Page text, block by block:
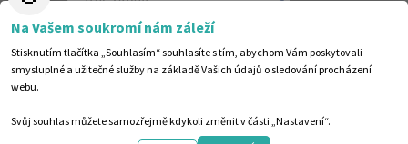
©1998-2026 Centrum vzdělávání AMOS. Vytvořilo ANAWE.
Na Vašem soukromí nám záleží
Stisknutím tlačítka „Souhlasím“ souhlasíte s tím, abychom Vám poskytovali
smysluplné a užitečné služby na základě Vašich údajů o sledování procházení
webu.
Svůj souhlas můžete samozřejmě kdykoli změnit v části „Nastavení“.